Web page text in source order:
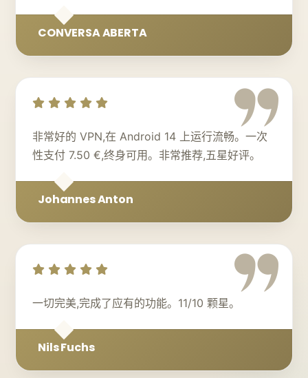
CONVERSA ABERTA
非常好的 VPN,在 Android 14 上运行流畅。一次
性支付 7.50 €,终身可用。非常推荐,五星好评。
Johannes Anton
一切完美,完成了应有的功能。11/10 颗星。
Nils Fuchs